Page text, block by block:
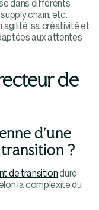
dans différents
chain, etc.
sa créativité et
aux attentes
de
d’une
?
de transitiondure
la complexité du